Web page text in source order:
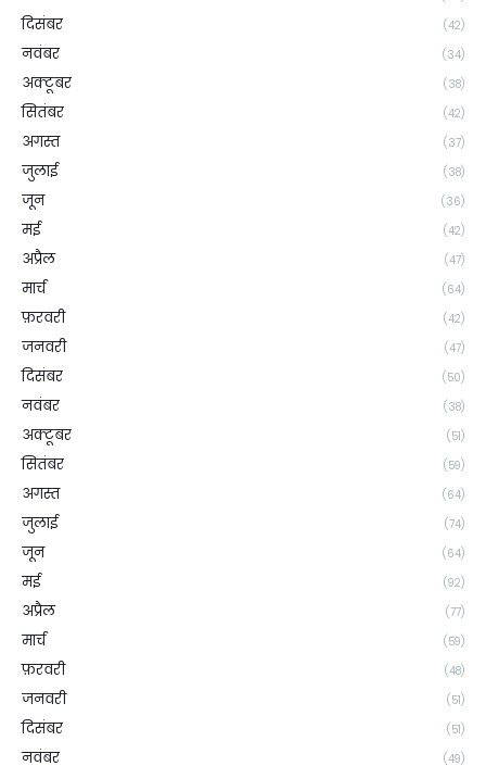
दिसंबर (42)
नवंबर (34)
अक्टूबर (38)
सितंबर (42)
अगस्त (37)
जुलाई (38)
जून (36)
मई (42)
अप्रैल (47)
मार्च (64)
फ़रवरी (42)
जनवरी (47)
दिसंबर (50)
नवंबर (38)
अक्टूबर (51)
सितंबर (59)
अगस्त (64)
जुलाई (74)
जून (64)
मई (92)
अप्रैल (77)
मार्च (59)
फ़रवरी (48)
जनवरी (51)
दिसंबर (51)
नवंबर (49)